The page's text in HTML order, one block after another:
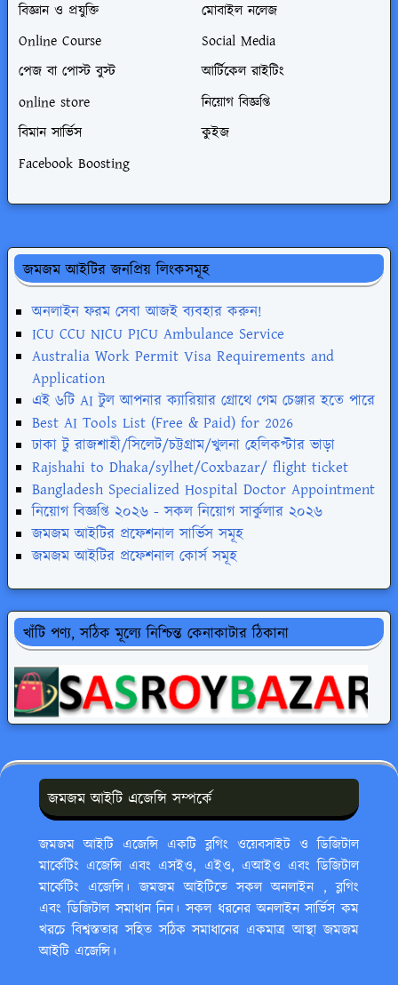
বিজ্ঞান ও প্রযুক্তি
মোবাইল নলেজ
Online Course
Social Media
পেজ বা পোস্ট বুস্ট
আর্টিকেল রাইটিং
online store
নিয়োগ বিজ্ঞপ্তি
বিমান সার্ভিস
কুইজ
Facebook Boosting
জমজম আইটির জনপ্রিয় লিংকসমূহ
অনলাইন ফরম সেবা আজই ব্যবহার করুন!
ICU CCU NICU PICU Ambulance Service
Australia Work Permit Visa Requirements and
Application
এই ৬টি AI টুল আপনার ক্যারিয়ার গ্রোথে গেম চেঞ্জার হতে পারে
Best AI Tools List (Free & Paid) for 2026
ঢাকা টু রাজশাহী/সিলেট/চট্টগ্রাম/খুলনা হেলিকপ্টার ভাড়া
Rajshahi to Dhaka/sylhet/Coxbazar/ flight ticket
Bangladesh Specialized Hospital Doctor Appointment
নিয়োগ বিজ্ঞপ্তি ২০২৬ - সকল নিয়োগ সার্কুলার ২০২৬
জমজম আইটির প্রফেশনাল সার্ভিস সমূহ
জমজম আইটির প্রফেশনাল কোর্স সমূহ
খাঁটি পণ্য, সঠিক মূল্যে নিশ্চিন্ত কেনাকাটার ঠিকানা
জমজম আইটি এজেন্সি সম্পর্কে
জমজম আইটি এজেন্সি একটি ব্লগিং ওয়েবসাইট ও ডিজিটাল
মার্কেটিং এজেন্সি এবং এসইও, এইও, এআইও এবং ডিজিটাল
মার্কেটিং এজেন্সি। জমজম আইটিতে সকল অনলাইন , ব্লগিং
এবং ডিজিটাল সমাধান নিন। সকল ধরনের অনলাইন সার্ভিস কম
খরচে বিশ্বস্ততার সহিত সঠিক সমাধানের একমাত্র আস্থা জমজম
আইটি এজেন্সি।